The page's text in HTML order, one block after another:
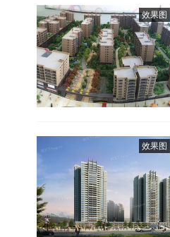
效果图
效果图